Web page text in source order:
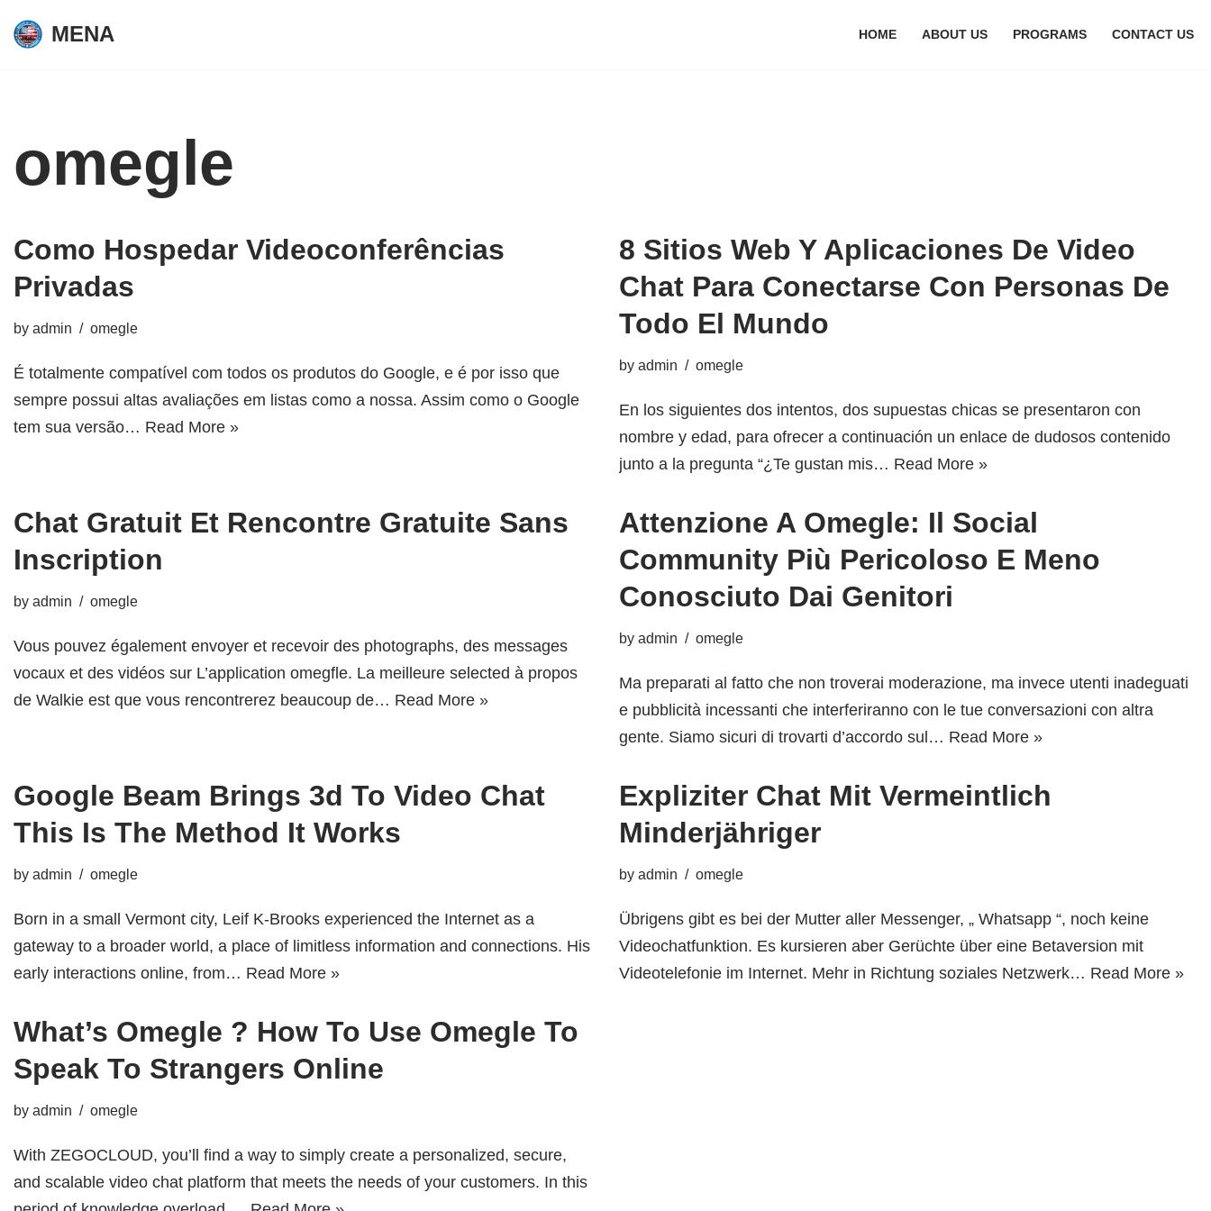
Skip
MENA HOME ABOUT US PROGRAMS CONTACT US
omegle
Como Hospedar Videoconferências
Privadas
by admin omegle
É totalmente compatível com todos os produtos do Google, e é por isso que
sempre possui altas avaliações em listas como a nossa. Assim como o Google
tem sua versão… Read More »
8 Sitios Web Y Aplicaciones De Video
Chat Para Conectarse Con Personas De
Todo El Mundo
by admin omegle
En los siguientes dos intentos, dos supuestas chicas se presentaron con
nombre y edad, para ofrecer a continuación un enlace de dudosos contenido
junto a la pregunta “¿Te gustan mis… Read More »
Chat Gratuit Et Rencontre Gratuite Sans
Inscription
by admin omegle
Vous pouvez également envoyer et recevoir des photographs, des messages
vocaux et des vidéos sur L’application omegfle. La meilleure selected à propos
de Walkie est que vous rencontrerez beaucoup de… Read More »
Attenzione A Omegle: Il Social
Community Più Pericoloso E Meno
Conosciuto Dai Genitori
by admin omegle
Ma preparati al fatto che non troverai moderazione, ma invece utenti inadeguati
e pubblicità incessanti che interferiranno con le tue conversazioni con altra
gente. Siamo sicuri di trovarti d’accordo sul… Read More »
Google Beam Brings 3d To Video Chat
This Is The Method It Works
by admin omegle
Born in a small Vermont city, Leif K-Brooks experienced the Internet as a
gateway to a broader world, a place of limitless information and connections. His
early interactions online, from… Read More »
Expliziter Chat Mit Vermeintlich
Minderjähriger
by admin omegle
Übrigens gibt es bei der Mutter aller Messenger, „ Whatsapp “, noch keine
Videochatfunktion. Es kursieren aber Gerüchte über eine Betaversion mit
Videotelefonie im Internet. Mehr in Richtung soziales Netzwerk… Read More »
What’s Omegle ? How To Use Omegle To
Speak To Strangers Online
by admin omegle
With ZEGOCLOUD, you’ll find a way to simply create a personalized, secure,
and scalable video chat platform that meets the needs of your customers. In this